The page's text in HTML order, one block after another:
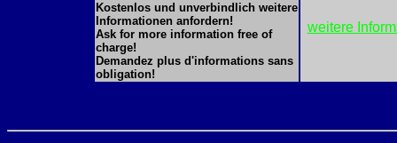
Kostenlos und unverbindlich weitere
Informationen anfordern!
Ask for more information free of
charge!
Demandez plus d'informations sans
obligation!
weitere